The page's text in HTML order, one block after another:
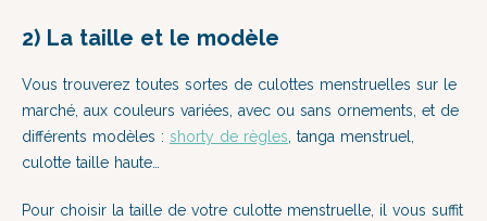
2) La taille et le modèle
Vous trouverez toutes sortes de culottes menstruelles sur le
marché, aux couleurs variées, avec ou sans ornements, et de
différents modèles : shorty de règles, tanga menstruel,
culotte taille haute…
Pour choisir la taille de votre culotte menstruelle, il vous suffit